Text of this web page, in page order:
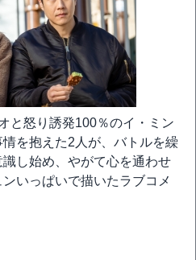
と怒り誘発100％のイ・ミン
を抱えた2人が、バトルを繰
し始め、やがて心を通わせ
いっぱいで描いたラブコメ